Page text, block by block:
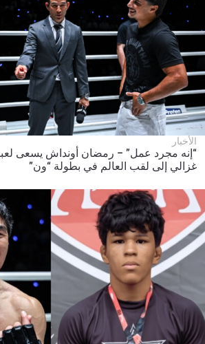
الأخبار
“إنه مجرد عمل” – رمضان أونداش يسعى
غزالي إلى لقب العالم في بطولة “ون”